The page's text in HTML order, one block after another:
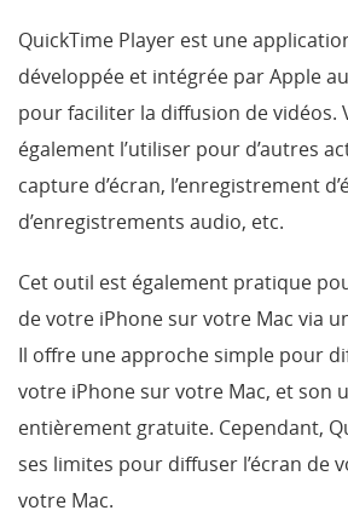
QuickTime Player est une
développée et intégrée par Apple
pour faciliter la diffusion de vidéos.
également l’utiliser pour d’autres
capture d’écran, l’enregistrement
d’enregistrements audio, etc.
Cet outil est également pratique
de votre iPhone sur votre Mac via
Il offre une approche simple pour
votre iPhone sur votre Mac, et son
entièrement gratuite. Cependant,
ses limites pour diffuser l’écran de
votre Mac.